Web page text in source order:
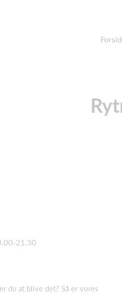
21.30
du at blive det? Så er vores